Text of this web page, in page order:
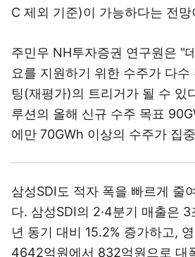
C 제외 기준)이 가능하다는 전망
주민우 NH투자증권 연구원은 "
요를 지원하기 위한 수주가 다수
팅(재평가)의 트리거가 될 수 있
루션의 올해 신규 수주 목표
에만 70GWh 이상의 수주가 집
삼성SDI도 적자 폭을 빠르게 줄
다. 삼성SDI의 2·4분기 매출은
년 동기 대비 15.2% 증가하고,
4642억원에서 832억원으로 대